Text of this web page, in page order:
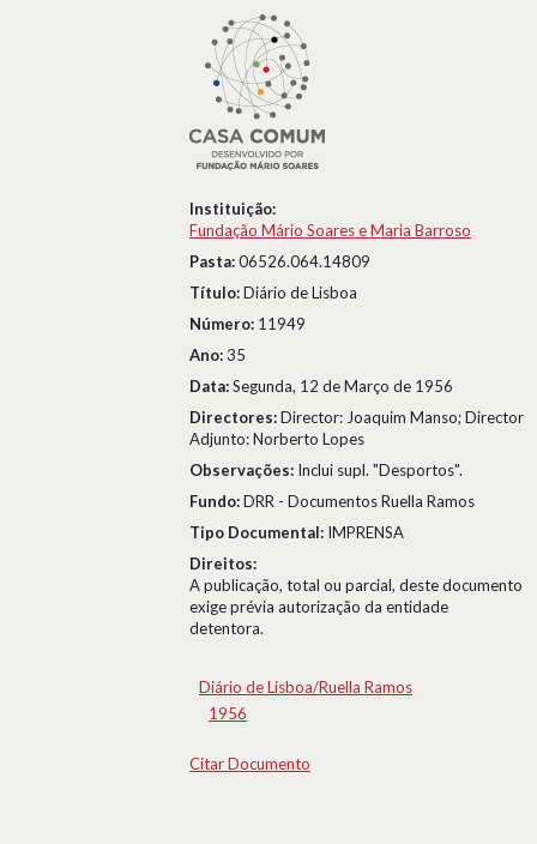
Instituição:
Fundação Mário Soares e Maria Barroso
Pasta:06526.064.14809
Título:Diário de Lisboa
Número: 11949
Ano:35
Data:Segunda, 12 de Março de 1956
Directores:Director: Joaquim Manso; Director
Adjunto: Norberto Lopes
Observações: Inclui supl. "Desportos".
Fundo:DRR - Documentos Ruella Ramos
Tipo Documental: IMPRENSA
Direitos:
A publicação, total ou parcial, deste documento
exige prévia autorização da entidade
detentora.
Diário de Lisboa/Ruella Ramos
1956
Citar Documento